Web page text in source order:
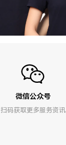
微信公众号
扫码获取更多服务资讯